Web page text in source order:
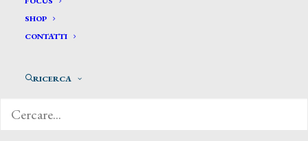
SHOP
CONTATTI
RICERCA